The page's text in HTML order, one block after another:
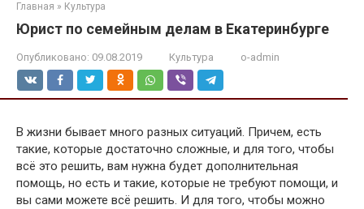
Главная » Культура
Юрист по семейным делам в Екатеринбурге
Опубликовано: 09.08.2019 Культура o-admin
В жизни бывает много разных ситуаций. Причем, есть
такие, которые достаточно сложные, и для того, чтобы
всё это решить, вам нужна будет дополнительная
помощь, но есть и такие, которые не требуют помощи, и
вы сами можете всё решить. И для того, чтобы можно